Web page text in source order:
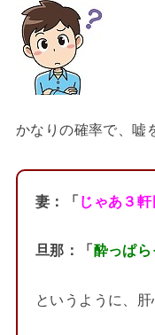
かなりの確率で、嘘
妻：「 じゃあ３
旦那：「 酔っぱ
というように、肝